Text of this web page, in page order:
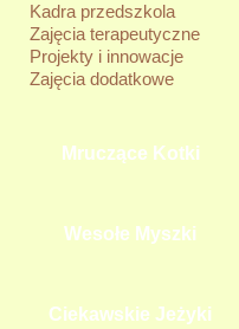
Kadra przedszkola
Zajęcia terapeutyczne
Projekty i innowacje
Zajęcia dodatkowe
Mruczące Kotki
Wesołe Myszki
Ciekawskie Jeżyki